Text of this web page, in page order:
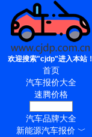
欢迎搜索"cjdp"进入本站！
首页
汽车报价大全
速腾价格
汽车品牌大全
新能源汽车报价 ﹀